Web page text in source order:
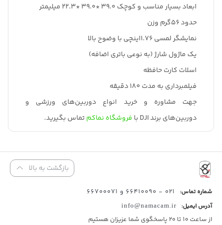
ابعاد بسیار مناسب و کوچک 39.0 *39.0 *22.3 میلیمتر
حدود 56گرم وزن
نمایشگر لمسی 1.76اینچی با وضوح بالا
یک ماژول شارژ (به نوعی باتری اضافه)
اسلات کارت حافظه
فیلمبرداری به مدت 180 دقیقه
جهت مشاوره و خرید انواع دوربین‌های ورزشی و
دوربین‌های برند DJI با
فروشگاه نماکمتماس بگیرید.
بازگشت به بالا
شماره تماس: 021 - 66410090 و 66700071
آدرس ایمیل: info@namacam.ir
از ساعت 10 تا 20 پاسخگوی شما عزیزان هستیم